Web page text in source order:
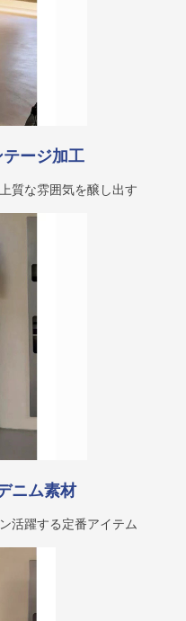
ージ加工
質な雰囲気を醸し出す
ニム素材
活躍する定番アイテム